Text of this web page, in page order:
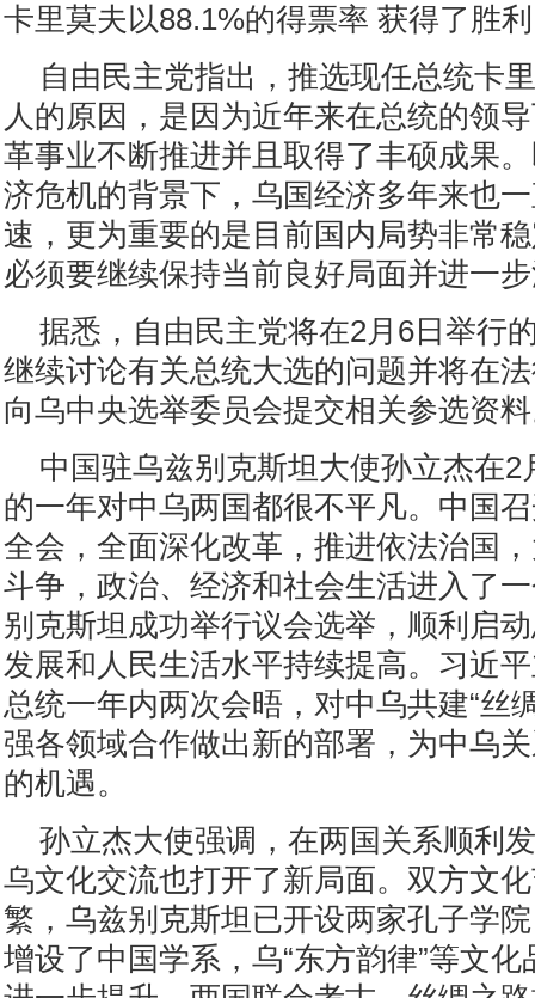
卡里莫夫以88.1%的得票率 获得了胜
自由民主党指出，推选现任总统卡
人的原因，是因为近年来在总统的领
革事业不断推进并且取得了丰硕成果
济危机的背景下，乌国经济多年来也
速，更为重要的是目前国内局势非常
必须要继续保持当前良好局面并进一
据悉，自由民主党将在2月6日举行
继续讨论有关总统大选的问题并将在
向乌中央选举委员会提交相关参选资
中国驻乌兹别克斯坦大使孙立杰在2
的一年对中乌两国都很不平凡。中国
全会，全面深化改革，推进依法治国
斗争，政治、经济和社会生活进入了
别克斯坦成功举行议会选举，顺利启
发展和人民生活水平持续提高。习近
总统一年内两次会晤，对中乌共建“丝
强各领域合作做出新的部署，为中乌
的机遇。
孙立杰大使强调，在两国关系顺利
乌文化交流也打开了新局面。双方文
繁，乌兹别克斯坦已开设两家孔子学
增设了中国学系，乌“东方韵律”等文